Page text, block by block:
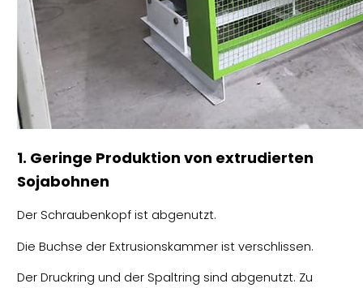
1. Geringe Produktion von extrudierten
Sojabohnen
Der Schraubenkopf ist abgenutzt.
Die Buchse der Extrusionskammer ist verschlissen.
Der Druckring und der Spaltring sind abgenutzt. Zu